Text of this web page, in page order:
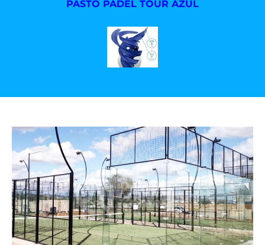
PASTO PADEL TOUR AZUL